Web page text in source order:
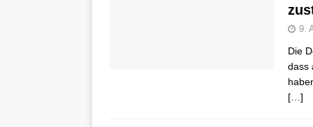
9.
Die
dass
[…]